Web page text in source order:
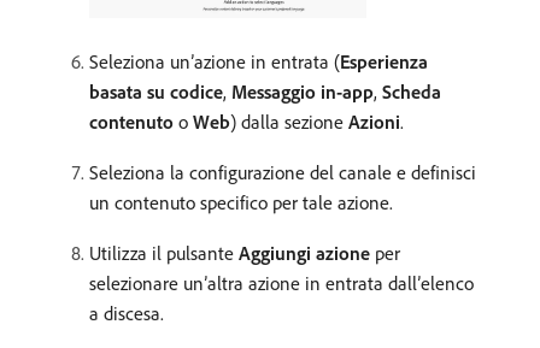
Seleziona un’azione in entrata (Esperienza
basata su codice, Messaggio in-app, Scheda
contenuto o Web) dalla sezione Azioni.
Seleziona la configurazione del canale e definisci
un contenuto specifico per tale azione.
Utilizza il pulsante Aggiungi azione per
selezionare un’altra azione in entrata dall’elenco
a discesa.